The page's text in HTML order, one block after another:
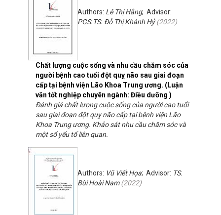
Chất lượng cuộc sống và nhu cầu chăm sóc của
người bệnh cao tuổi đột quỵ não sau giai đoạn
cấp tại bệnh viện Lão Khoa Trung ương. (Luận
văn tốt nghiệp chuyên ngành: Điều dưỡng )
Authors: Lê Thị Hằng; Advisor:
PGS.TS. Đỗ Thị Khánh Hỷ(2022)
Đánh giá chất lượng cuộc sống của người cao tuổi
sau giai đoạn đột quỵ não cấp tại bệnh viện Lão
Khoa Trung ương. Khảo sát nhu cầu chăm sóc và
một số yếu tố liên quan.
Authors: Vũ Viết Họa; Advisor: TS.
Bùi Hoài Nam(2022)